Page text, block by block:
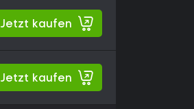
Jetzt kaufen
Jetzt kaufen